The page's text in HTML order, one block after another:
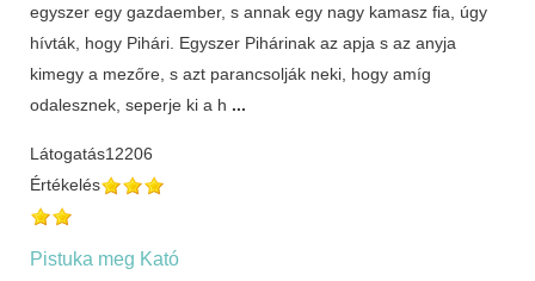
egyszer egy gazdaember, s annak egy nagy kamasz fia, úgy
hívták, hogy Pihári. Egyszer Pihárinak az apja s az anyja
kimegy a mezőre, s azt parancsolják neki, hogy amíg
odalesznek, seperje ki a h ...
Látogatás12206
Értékelés
Pistuka meg Kató